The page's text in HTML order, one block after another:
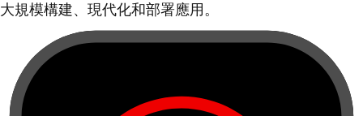
大規模構建、現代化和部署應用。